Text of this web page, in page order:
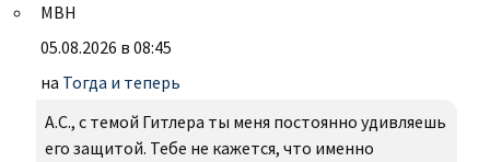
МВН
05.08.2026 в 08:45
на Тогда и теперь
А.С., с темой Гитлера ты меня постоянно удивляешь
его защитой. Тебе не кажется, что именно